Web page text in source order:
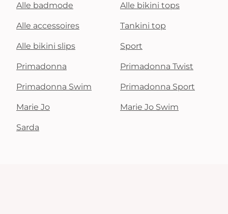
Alle badmode Alle bikini tops
Alle accessoires Tankini top
Alle bikini slips Sport
Primadonna Primadonna Twist
Primadonna Swim Primadonna Sport
Marie Jo Marie Jo Swim
Sarda